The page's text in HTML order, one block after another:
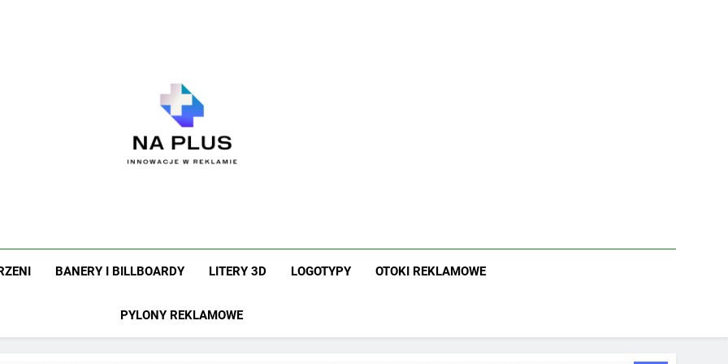
Na Plus
BANERY I BILLBOARDY LITERY 3D LOGOTYPY OTOKI REKLAMOWE
PYLONY REKLAMOWE